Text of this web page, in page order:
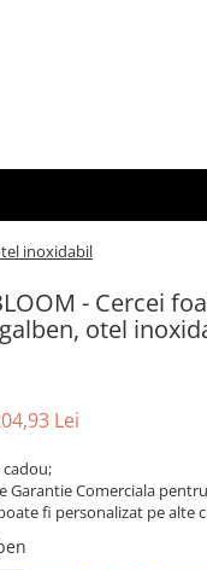
inoxidabil
- Cercei
otel
Lei
Garantie Comerciala
fi personalizat pe alte